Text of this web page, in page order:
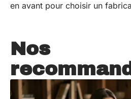
en avant pour choisir un
Nos